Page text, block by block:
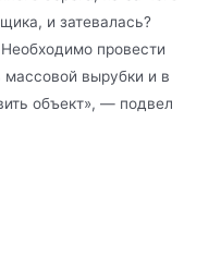
и затевалась?
провести
массовой вырубки и в
объект», — подвел